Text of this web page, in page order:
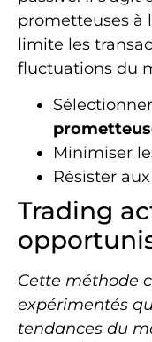
prometteuses à
limite les
fluctuations du
Minimiser
Résister
Trading
Cette méthode
expérimentés
tendances du